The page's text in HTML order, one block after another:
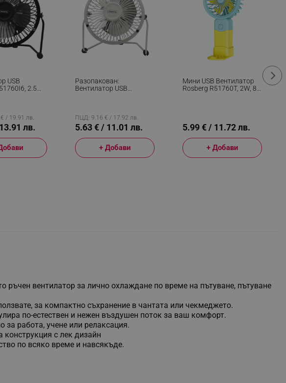
USB
2.5W,
/ 19.91 лв.
лв.
Разопакован:
Вентилатор USB
ПЦД: 9.16 € / 17.92 лв.
5.63 € / 11.01 лв.
+ Добави
Мини USB Вентилатор
Rosberg R51760T, 2W, 8
5.99 € / 11.72 лв.
+ Добави
ръчен вентилатор за лично охлаждане по време на пътуване, пътуване
за компактно съхранение в чантата или чекмеджето.
по-естествен и нежен въздушен поток за ваш комфорт.
работа, учене или релаксация.
с лек дизайн
по всяко време и навсякъде.